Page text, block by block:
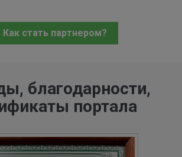
Как стать партнером?
благодарности,
портала